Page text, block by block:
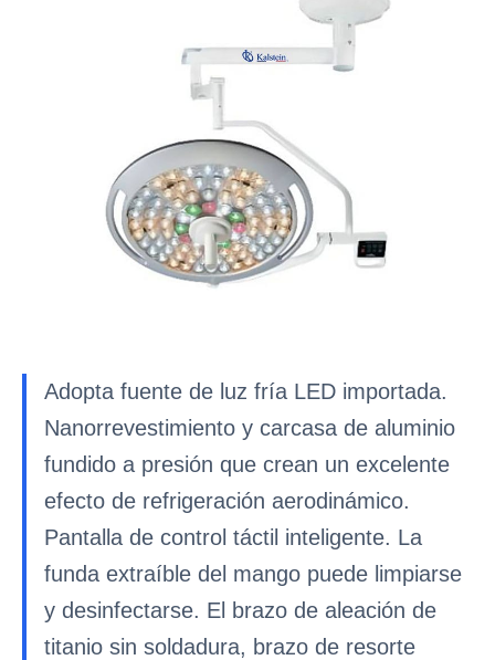
Adopta fuente de luz fría LED importada.
Nanorrevestimiento y carcasa de aluminio
fundido a presión que crean un excelente
efecto de refrigeración aerodinámico.
Pantalla de control táctil inteligente. La
funda extraíble del mango puede limpiarse
y desinfectarse. El brazo de aleación de
titanio sin soldadura, brazo de resorte